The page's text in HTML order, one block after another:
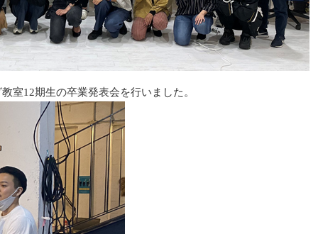
室12期生の卒業発表会を行いました。